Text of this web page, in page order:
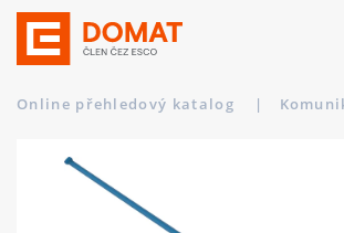
Online přehledový katalog |